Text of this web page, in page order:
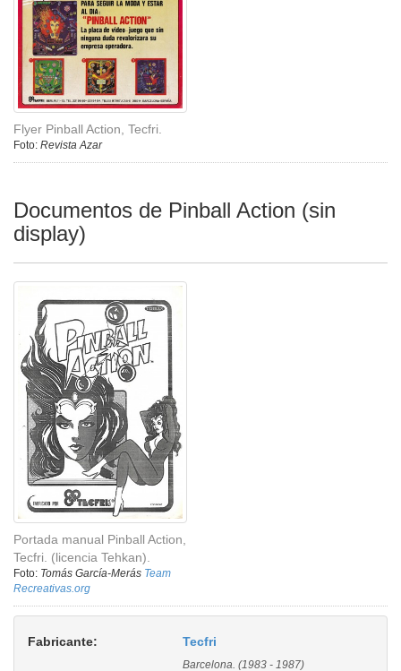
Flyer Pinball Action, Tecfri.
Foto: Revista Azar
Documentos de Pinball Action (sin
display)
Portada manual Pinball Action,
Tecfri. (licencia Tehkan).
Foto: Tomás García-Merás Team
Recreativas.org
Fabricante: Tecfri
Barcelona. (1983 - 1987)